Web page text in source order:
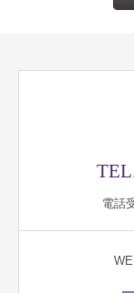
電話